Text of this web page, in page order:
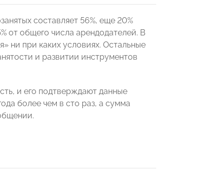
составляет 56%, еще 20%
от общего числа арендодателей. В
ни при каких условиях. Остальные
и развитии инструментов
и его подтверждают данные
более чем в сто раз, а сумма